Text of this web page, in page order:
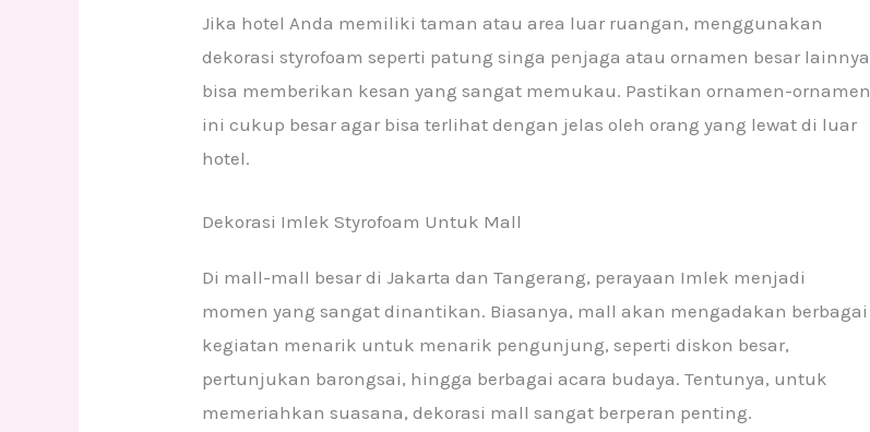
Jika hotel Anda memiliki taman atau area luar ruangan, menggunakan
dekorasi styrofoam seperti patung singa penjaga atau ornamen besar lainnya
bisa memberikan kesan yang sangat memukau. Pastikan ornamen-ornamen
ini cukup besar agar bisa terlihat dengan jelas oleh orang yang lewat di luar
hotel.
Dekorasi Imlek Styrofoam Untuk Mall
Di mall-mall besar di Jakarta dan Tangerang, perayaan Imlek menjadi
momen yang sangat dinantikan. Biasanya, mall akan mengadakan berbagai
kegiatan menarik untuk menarik pengunjung, seperti diskon besar,
pertunjukan barongsai, hingga berbagai acara budaya. Tentunya, untuk
memeriahkan suasana, dekorasi mall sangat berperan penting.